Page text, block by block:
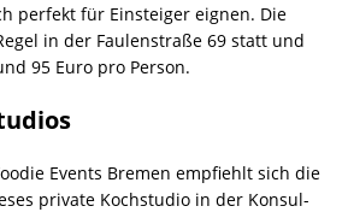
perfekt für Einsteiger eignen. Die
in der Faulenstraße 69 statt und
95 Euro pro Person.
Events Bremen empfiehlt sich die
private Kochstudio in der Konsul-